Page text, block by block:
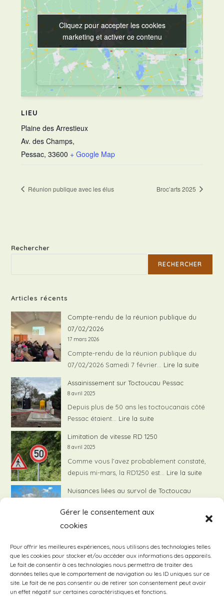
Gérer le consentement aux
cookies
Pour offrir les meilleures expériences, nous utilisons des technologies telles
que les cookies pour stocker et/ou accéder aux informations des appareils.
Le fait de consentir à ces technologies nous permettra de traiter des
données telles que le comportement de navigation ou les ID uniques sur ce
site. Le fait de ne pas consentir ou de retirer son consentement peut avoir
un effet négatif sur certaines caractéristiques et fonctions.
LIEU
Plaine des Arrestieux
Av. des Champs,
Pessac, 33600 + Google Map
Cliquez pour accepter les cookies
marketing et activer ce contenu
Cliquez pour accepter les cookies
marketing et activer ce contenu
Réunion publique avec les élus Broc’arts 2025
Rechercher
RECHERCHER
Articles récents
Compte-rendu de la réunion publique du
07/02/2026
17 mars 2026
Compte-rendu de la réunion publique du
07/02/2026 Samedi 7 février… Lire la suite
07/02/
Assainissement sur Toctoucau Pessac
8 avril 2025
Depuis plus de 50 ans les toctoucanais côté
Pessac étaient… Lire la suite
Pessac
Limitation de vitesse RD 1250
8 avril 2025
Comme vous l’avez probablement constaté,
depuis mi-mars, la RD1250 est… Lire la suite
de
RD
Nuisances liées au survol de Toctoucau
Le Syndicat de Quartier de Toctoucau
continue de travailler activement…
Compte rendu de la réunion publique avec
les élus locaux – 1er février 2025
8 avril 2025
Le 1er février dernier s’est déroulée la réunion
publique avec…Lire la suite: